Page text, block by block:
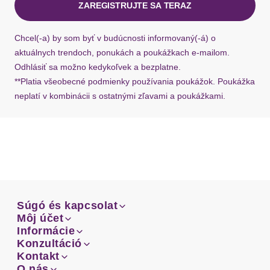
Träger mit Träger
Rumpfabschluss gerader Abschluss
mit semi-transparentem Ajourmuster
Výstrih: Véčkový výstrih
Materiál: Bavlna
ZAREGISTRUJTE SA TERAZ
Chcel(-a) by som byť v budúcnosti informovaný(-á) o
aktuálnych trendoch, ponukách a poukážkach e-mailom.
Odhlásiť sa možno kedykoľvek a bezplatne.
**Platia všeobecné podmienky používania poukážok. Poukážka
neplatí v kombinácii s ostatnými zľavami a poukážkami.
Súgó és kapcsolat
Email
Facebook
Súgó és kapcsolat
Email
Facebook
Môj účet
Prehľad objednávok
Môj účet
Prehľad objednávok
Informácie
Doprava
Informácie
Doprava
Konzultáció
Sprievodca-veľkosťami
Konzultáció
Kontakt
Kontakt